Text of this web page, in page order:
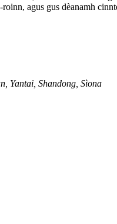
roinn, agus gus dèanamh
Yantai, Shandong, Sìona